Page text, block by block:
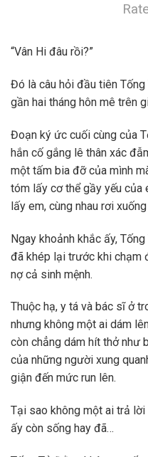
“Vân Hi đâu rồi?”
Đó là câu hỏi đầu tiên
gần hai tháng hôn mê trên
Đoạn ký ức cuối cùng của
hắn cố gắng lê thân xác
một tấm bia đỡ của mình
tóm lấy cơ thể gầy yếu của
lấy em, cùng nhau rơi
Ngay khoảnh khắc ấy,
đã khép lại trước khi chạm
nợ cả sinh mệnh.
Thuộc hạ, y tá và bác sĩ ở
nhưng không một ai dám
còn chẳng dám hít thở như
của những người xung
giận đến mức run lên.
Tại sao không một ai trả lời
ấy còn sống hay đã…